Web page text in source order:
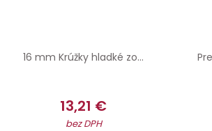
16 mm Krúžky hladké zo...
13,21 €
bez DPH